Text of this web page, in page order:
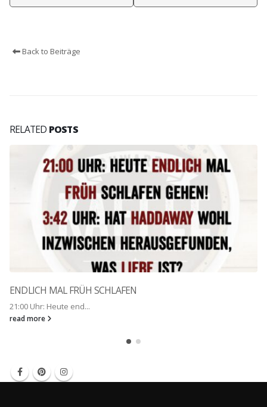
Back to Beiträge
RELATED POSTS
ENDLICH MAL FRÜH SCHLAFEN
21:00 Uhr: Heute end...
read more